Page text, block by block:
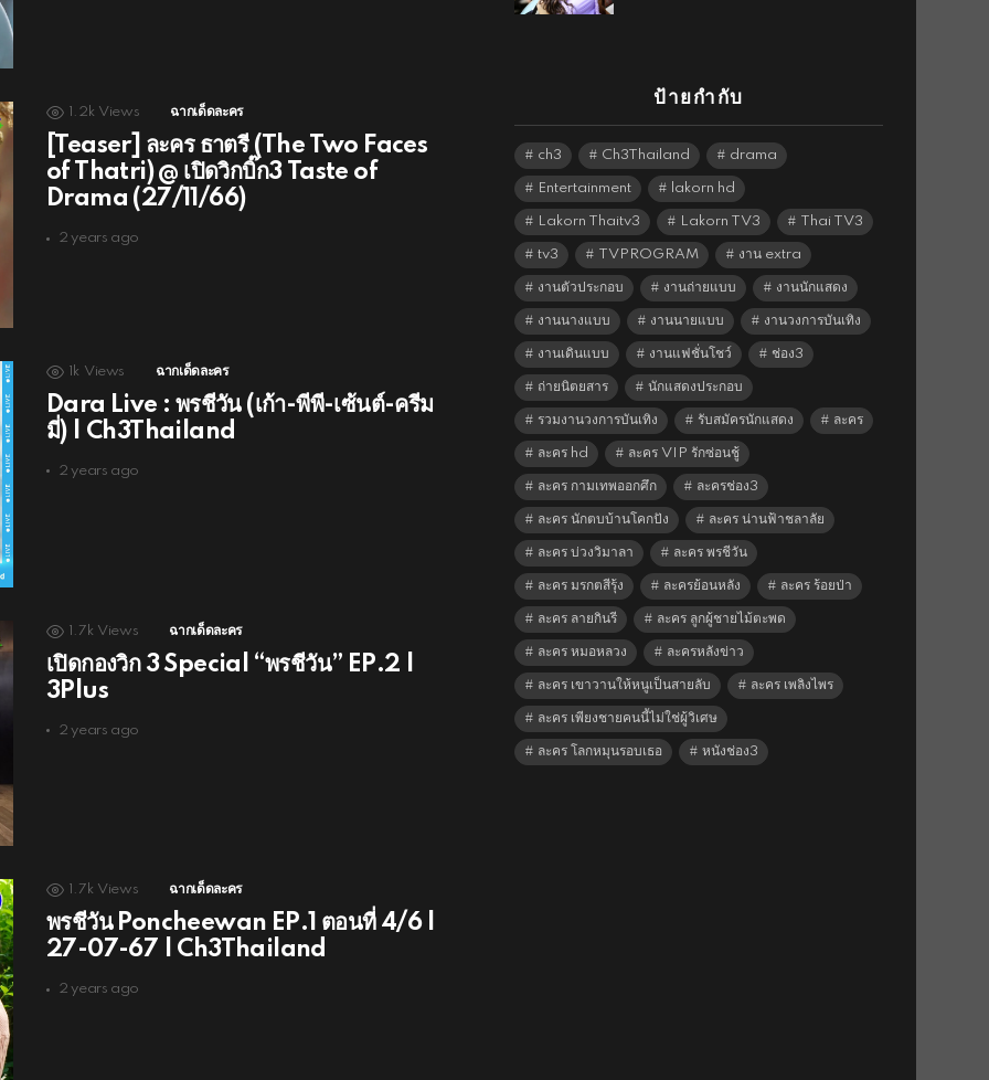
1.2k Views ฉากเด็ดละคร
[Teaser] ละคร ธาตรี (The Two Faces
of Thatri) @ เปิดวิกบิ๊ก3 Taste of
Drama (27/11/66)
2 years ago
1k Views ฉากเด็ดละคร
Dara Live : พรชีวัน (เก้า-พีพี-เซ้นต์-ครีม
มี่) | Ch3Thailand
2 years ago
1.7k Views ฉากเด็ดละคร
เปิดกองวิก 3 Special “พรชีวัน” EP.2 |
3Plus
2 years ago
1.7k Views ฉากเด็ดละคร
พรชีวัน Poncheewan EP.1 ตอนที่ 4/6 |
27-07-67 | Ch3Thailand
2 years ago
ป้ายกำกับ
ch3 Ch3Thailand drama
Entertainment lakorn hd
Lakorn Thaitv3 Lakorn TV3 Thai TV3
tv3 TVPROGRAM งาน extra
งานตัวประกอบ งานถ่ายแบบ งานนักแสดง
งานนางแบบ งานนายแบบ งานวงการบันเทิง
งานเดินแบบ งานแฟชั่นโชว์ ช่อง3
ถ่ายนิตยสาร นักแสดงประกอบ
รวมงานวงการบันเทิง รับสมัครนักแสดง ละคร
ละคร hd ละคร VIP รักซ่อนชู้
ละคร กามเทพออกศึก ละครช่อง3
ละคร นักตบบ้านโคกปัง ละคร น่านฟ้าชลาลัย
ละคร บ่วงวิมาลา ละคร พรชีวัน
ละคร มรกตสีรุ้ง ละครย้อนหลัง ละคร ร้อยป่า
ละคร ลายกินรี ละคร ลูกผู้ชายไม้ตะพด
ละคร หมอหลวง ละครหลังข่าว
ละคร เขาวานให้หนูเป็นสายลับ ละคร เพลิงไพร
ละคร เพียงชายคนนี้ไม่ใช่ผู้วิเศษ
ละคร โลกหมุนรอบเธอ หนังช่อง3